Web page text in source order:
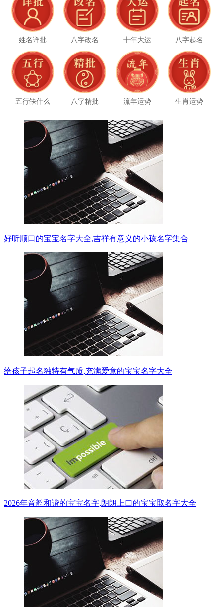
姓名详批 八字改名 十年大运 八字起名
五行缺什么 八字精批 流年运势 生肖运势
好听顺口的宝宝名字大全,吉祥有意义的小孩名字集合
给孩子起名独特有气质,充满爱意的宝宝名字大全
2026年音韵和谐的宝宝名字,朗朗上口的宝宝取名字大全